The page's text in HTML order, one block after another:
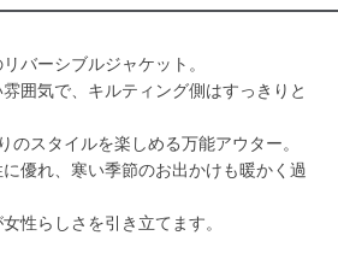
バーシブルジャケット。
囲気で、キルティング側はすっきりと
のスタイルを楽しめる万能アウター。
優れ、寒い季節のお出かけも暖かく過
性らしさを引き立てます。